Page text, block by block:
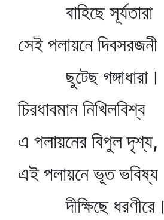
বাহিছে সূর্যতারা
সেই পলায়নে দিবসরজনী
ছুটেছ গঙ্গাধারা।
চিরধাবমান নিখিলবিশ্ব
এ পলায়নের বিপুল দৃশ্য,
এই পলায়নে ভূত ভবিষ্য
দীক্ষিছে ধরণীরে।